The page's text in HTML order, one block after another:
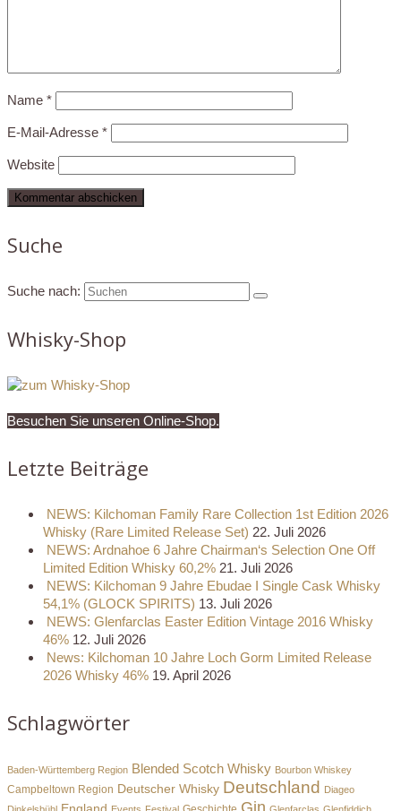
Name *
E-Mail-Adresse *
Website
Suche
Suche nach:
Whisky-Shop
Besuchen Sie unseren Online-Shop.
Letzte Beiträge
NEWS: Kilchoman Family Rare Collection 1st Edition 2026
Whisky (Rare Limited Release Set) 22. Juli 2026
NEWS: Ardnahoe 6 Jahre Chairman‘s Selection One Off
Limited Edition Whisky 60,2% 21. Juli 2026
NEWS: Kilchoman 9 Jahre Ebudae I Single Cask Whisky
54,1% (GLOCK SPIRITS) 13. Juli 2026
NEWS: Glenfarclas Easter Edition Vintage 2016 Whisky
46% 12. Juli 2026
News: Kilchoman 10 Jahre Loch Gorm Limited Release
2026 Whisky 46% 19. April 2026
Schlagwörter
Baden-Württemberg Region Blended Scotch Whisky Bourbon Whiskey
Campbeltown Region Deutscher Whisky Deutschland Diageo
Gin